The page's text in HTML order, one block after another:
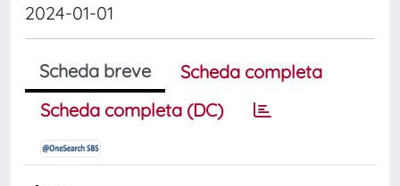
2024-01-01
Scheda breve
Scheda completa
Scheda completa (DC)